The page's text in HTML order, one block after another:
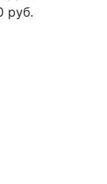
руб.